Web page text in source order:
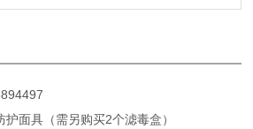
面具（需另购买2个滤毒盒）